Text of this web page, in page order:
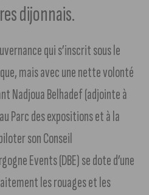
dijonnais.
qui s’inscrit sous le
mais avec une nette volonté
Nadjoua Belhadef (adjointe à
Parc des expositions et à la
son Conseil
Events (DBE) se dote d’une
les rouages et les